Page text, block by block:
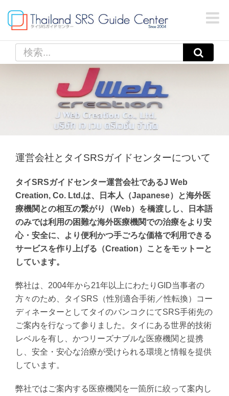
content
索
運営会社とタイSRSガイドセンターについて
タイSRSガイドセンター運営会社であるJ Web
Creation, Co. Ltd,は、日本人（Japanese）と海外医
療機関との相互の繋がり（Web）を橋渡しし、日本語
のみでは利用の困難な海外医療機関での治療をより安
心・安全に、より便利かつ手ごろな価格で利用できる
サービスを作り上げる（Creation）ことをモットーと
しています。
弊社は、2004年から21年以上にわたりGID当事者の
方々のため、タイSRS（性別適合手術／性転換）コー
ディネーターとしてタイのバンコクにてSRS手術先の
ご案内を行なって参りました。タイにある世界的技術
レベルを有し、かつリーズナブルな医療機関と提携
し、安全・安心な治療が受けられる環境と情報を提供
しています。
弊社ではご案内する医療機関を一箇所に絞って案内し